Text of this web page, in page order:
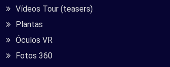
Vídeos Tour (teasers)
Plantas
Óculos VR
Fotos 360